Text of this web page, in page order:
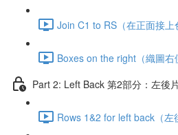
Join C1 to RS（在正面接
Boxes on the right（織圖
Part 2: Left Back 第2部分：左後
Rows 1&2 for left back（